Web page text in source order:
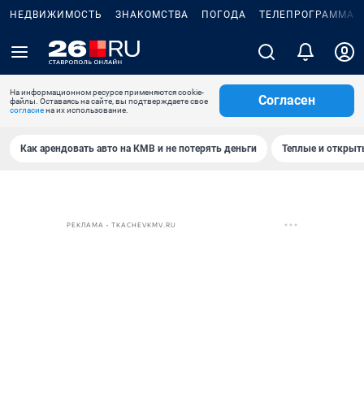
НЕДВИЖИМОСТЬ ЗНАКОМСТВА ПОГОДА ТЕЛЕПРОГРАММА
На информационном ресурсе применяются cookie-
файлы. Оставаясь на сайте, вы подтверждаете свое
согласиена их использование.
Согласен
Как арендовать авто на КМВ и не потерять деньги Теплые и
РЕКЛАМА • TKACHEVKMV.RU